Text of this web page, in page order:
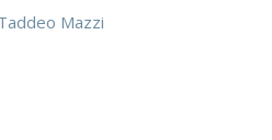
Mazzi